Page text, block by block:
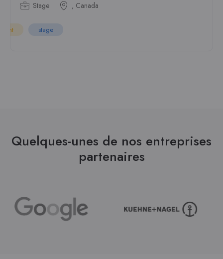
Stage , Canada
stage
Quelques-unes de nos entreprises
partenaires